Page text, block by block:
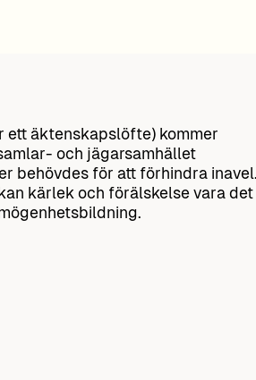
ett äktenskapslöfte) kommer
och jägarsamhället
behövdes för att förhindra inavel.
kärlek och förälskelse vara det